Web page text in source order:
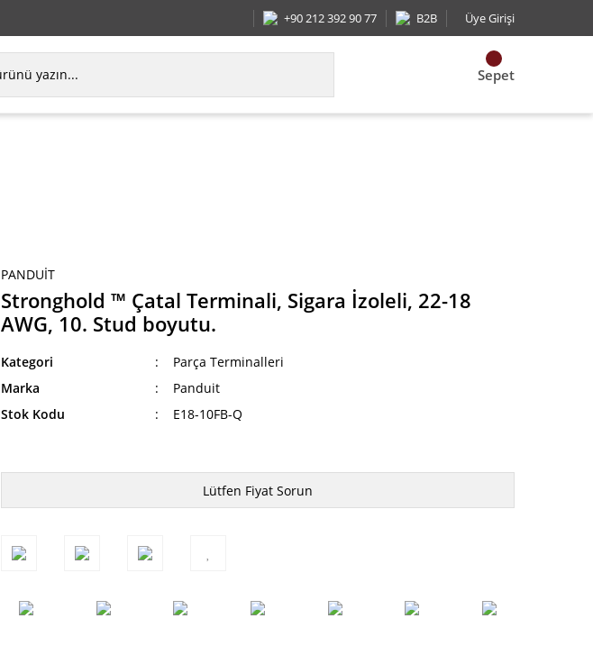
+90 212 392 90 77 B2B Üye Girişi
Sepet
PANDUIT
Stronghold ™ Çatal Terminali, Sigara İzoleli, 22-18
AWG, 10. Stud boyutu.
Kategori
Parça Terminalleri
Marka
Panduit
Stok Kodu
E18-10FB-Q
Lütfen Fiyat Sorun